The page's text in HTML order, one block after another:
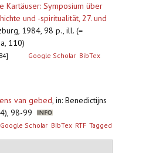
Kartäuser: Symposium über
und -spiritualität, 27. und
1984, 98 p., ill. (=
110)
Google Scholar BibTex
van gebed, in: Benedictijns
98-99
Google Scholar BibTex RTF Tagged